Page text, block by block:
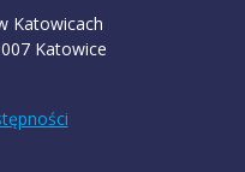
Katowicach
Katowice